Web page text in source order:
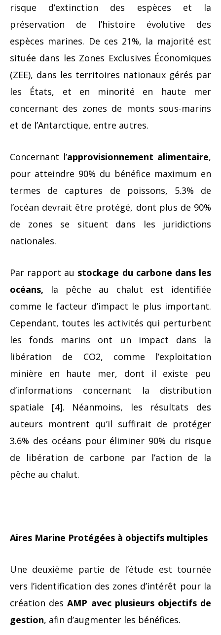
risque d’extinction des espèces et la
préservation de l’histoire évolutive des
espèces marines. De ces 21%, la majorité est
située dans les Zones Exclusives Économiques
(ZEE), dans les territoires nationaux gérés par
les États, et en minorité en haute mer
concernant des zones de monts sous-marins
et de l’Antarctique, entre autres.
Concernant l’approvisionnement alimentaire,
pour atteindre 90% du bénéfice maximum en
termes de captures de poissons, 5.3% de
l’océan devrait être protégé, dont plus de 90%
de zones se situent dans les juridictions
nationales.
Par rapport au stockage du carbone dans les
océans, la pêche au chalut est identifiée
comme le facteur d’impact le plus important.
Cependant, toutes les activités qui perturbent
les fonds marins ont un impact dans la
libération de CO2, comme l’exploitation
minière en haute mer, dont il existe peu
d’informations concernant la distribution
spatiale [4]. Néanmoins, les résultats des
auteurs montrent qu’il suffirait de protéger
3.6% des océans pour éliminer 90% du risque
de libération de carbone par l’action de la
pêche au chalut.
Aires Marine Protégées à objectifs multiples
Une deuxième partie de l’étude est tournée
vers l’identification des zones d’intérêt pour la
création desAMP avec plusieurs objectifs de
gestion, afin d’augmenter les bénéfices.